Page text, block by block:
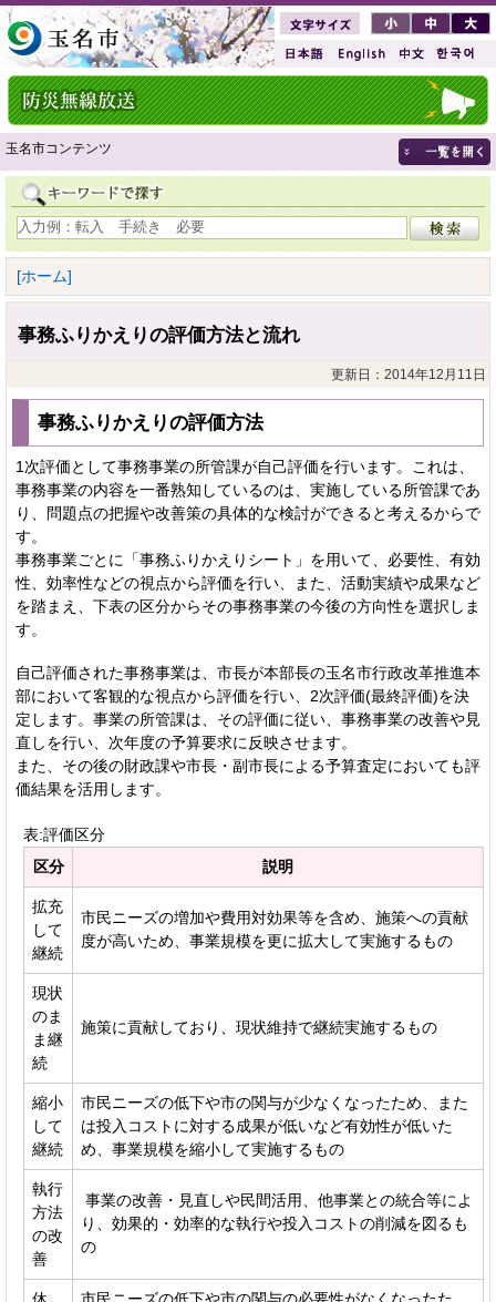
玉名市コンテンツ
[ホーム]
事務ふりかえりの評価方法と流れ
更新日：2014年12月11日
事務ふりかえりの評価方法
1次評価として事務事業の所管課が自己評価を行います。これは、
事務事業の内容を一番熟知しているのは、実施している所管課であ
り、問題点の把握や改善策の具体的な検討ができると考えるからで
す。
事務事業ごとに「事務ふりかえりシート」を用いて、必要性、有効
性、効率性などの視点から評価を行い、また、活動実績や成果など
を踏まえ、下表の区分からその事務事業の今後の方向性を選択しま
す。
自己評価された事務事業は、市長が本部長の玉名市行政改革推進本
部において客観的な視点から評価を行い、2次評価(最終評価)を決
定します。事業の所管課は、その評価に従い、事務事業の改善や見
直しを行い、次年度の予算要求に反映させます。
また、その後の財政課や市長・副市長による予算査定においても評
価結果を活用します。
表:評価区分
区分
説明
拡充
して
継続
市民ニーズの増加や費用対効果等を含め、施策への貢献
度が高いため、事業規模を更に拡大して実施するもの
現状
のま
ま継
続
施策に貢献しており、現状維持で継続実施するもの
縮小
して
継続
市民ニーズの低下や市の関与が少なくなったため、また
は投入コストに対する成果が低いなど有効性が低いた
め、事業規模を縮小して実施するもの
執行
方法
の改
善
事業の改善・見直しや民間活用、他事業との統合等によ
り、効果的・効率的な執行や投入コストの削減を図るも
の